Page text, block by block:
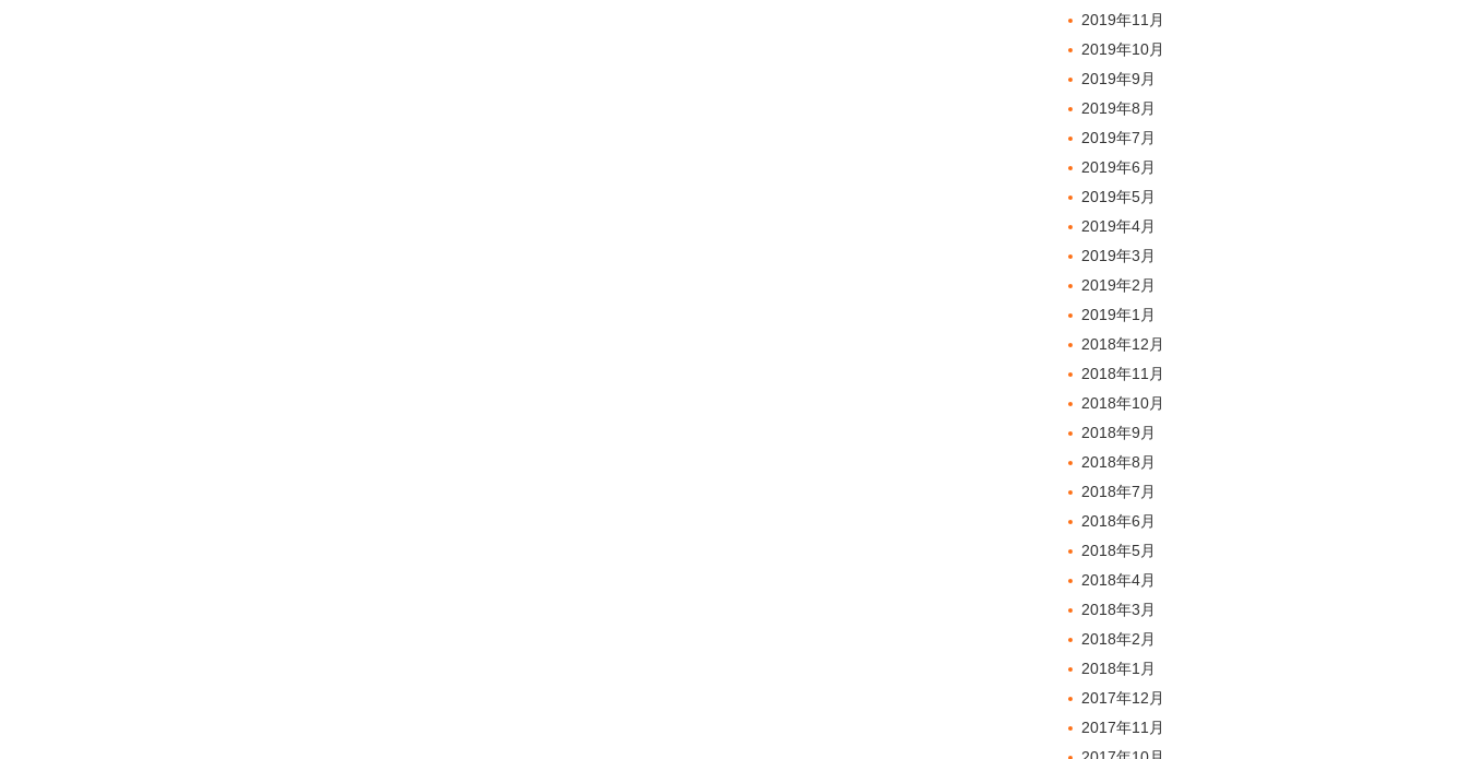
2019年11月
2019年10月
2019年9月
2019年8月
2019年7月
2019年6月
2019年5月
2019年4月
2019年3月
2019年2月
2019年1月
2018年12月
2018年11月
2018年10月
2018年9月
2018年8月
2018年7月
2018年6月
2018年5月
2018年4月
2018年3月
2018年2月
2018年1月
2017年12月
2017年11月